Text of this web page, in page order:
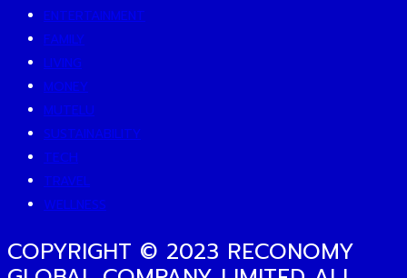
ENTERTAINMENT
FAMILY
LIVING
MONEY
MUTELU
SUSTAINABILITY
TECH
TRAVEL
WELLNESS
COPYRIGHT © 2023 RECONOMY